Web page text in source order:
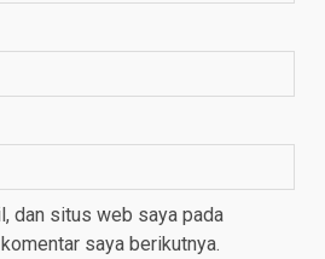
dan situs web saya pada
saya berikutnya.